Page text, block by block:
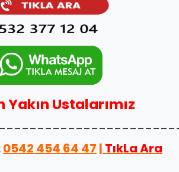
Yakın Ustalarımız
0542 454 64 47 | TıkLa Ara